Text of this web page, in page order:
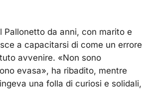
Pallonetto da anni, con marito e
a capacitarsi di come un errore
avvenire. «Non sono
evasa», ha ribadito, mentre
una folla di curiosi e solidali,